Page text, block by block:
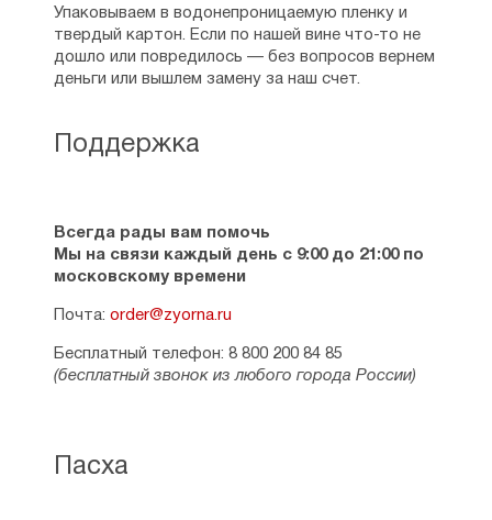
Поддержка
Всегда рады вам помочь
Мы на связи каждый день с 9:00 до 21:00 по
московскому времени
Почта: order@zyorna.ru
Бесплатный телефон: 8 800 200 84 85
(бесплатный звонок из любого города России)
Упаковываем в водонепроницаемую пленку и
твердый картон. Если по нашей вине что-то не
дошло или повредилось — без вопросов вернем
деньги или вышлем замену за наш счет.
Пасха